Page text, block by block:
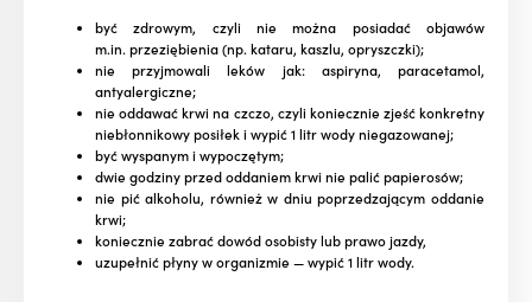
być zdrowym, czyli nie można posiadać objawów
m.in. przeziębienia (np. kataru, kaszlu, opryszczki);
nie przyjmowali leków jak: aspiryna, paracetamol,
antyalergiczne;
nie oddawać krwi na czczo, czyli koniecznie zjeść konkretny
niebłonnikowy posiłek i wypić 1 litr wody niegazowanej;
być wyspanym i wypoczętym;
dwie godziny przed oddaniem krwi nie palić papierosów;
nie pić alkoholu, również w dniu poprzedzającym oddanie
krwi;
koniecznie zabrać dowód osobisty lub prawo jazdy,
uzupełnić płyny w organizmie — wypić 1 litr wody.